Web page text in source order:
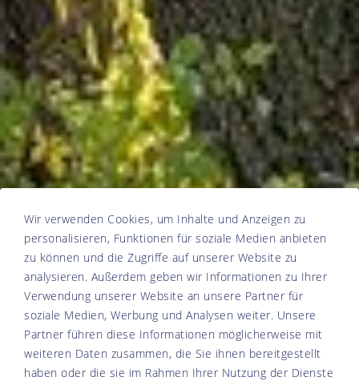
Wir verwenden Cookies, um Inhalte und Anzeigen zu
personalisieren, Funktionen für soziale Medien anbieten
zu können und die Zugriffe auf unserer Website zu
analysieren. Außerdem geben wir Informationen zu Ihrer
Verwendung unserer Website an unsere Partner für
soziale Medien, Werbung und Analysen weiter. Unsere
Partner führen diese Informationen möglicherweise mit
weiteren Daten zusammen, die Sie ihnen bereitgestellt
haben oder die sie im Rahmen Ihrer Nutzung der Dienste